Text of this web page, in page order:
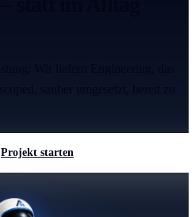
Projekt starten